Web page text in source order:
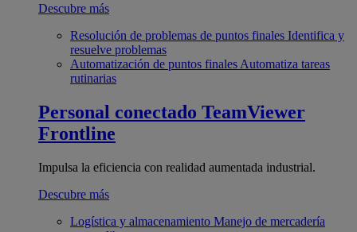
Descubre más
Resolución de problemas de puntos finales Identifica y
resuelve problemas
Automatización de puntos finales Automatiza tareas
rutinarias
Personal conectado TeamViewer
Frontline
Impulsa la eficiencia con realidad aumentada industrial.
Descubre más
Logística y almacenamiento Manejo de mercadería